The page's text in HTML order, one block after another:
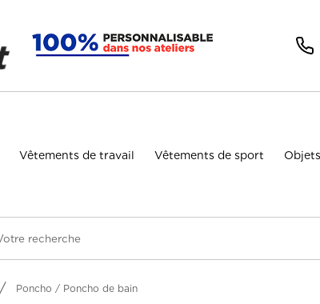
Vêtements de travail Vêtements de sport Objets
Poncho / Poncho de bain